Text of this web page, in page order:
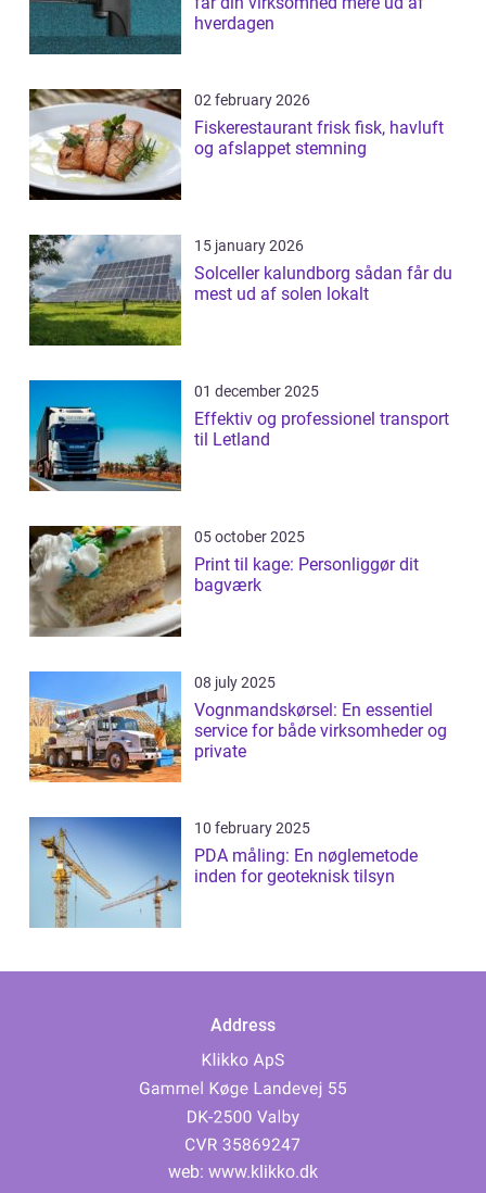
hverdagen
02 february 2026
Fiskerestaurant frisk fisk, havluft
og afslappet stemning
15 january 2026
Solceller kalundborg sådan får du
mest ud af solen lokalt
01 december 2025
Effektiv og professionel transport
til Letland
05 october 2025
Print til kage: Personliggør dit
bagværk
08 july 2025
Vognmandskørsel: En essentiel
service for både virksomheder og
private
10 february 2025
PDA måling: En nøglemetode
inden for geoteknisk tilsyn
Address
web: www.klikko.dk